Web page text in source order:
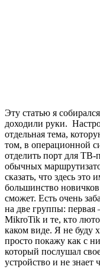
Эту статью я
доходили руки.
отдельная тема,
том, в операционной
отделить порт для ТВ-
обычных
сказать, что здесь
большинство новичков
сможет. Есть очень
на две группы: первая
MikroTik и те, кто
каком виде. Я не буду
просто покажу как с
который послушал
устройство и не знает